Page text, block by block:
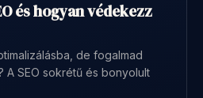
és hogyan védekezz
de fogalmad
A SEO sokrétű és bonyolult